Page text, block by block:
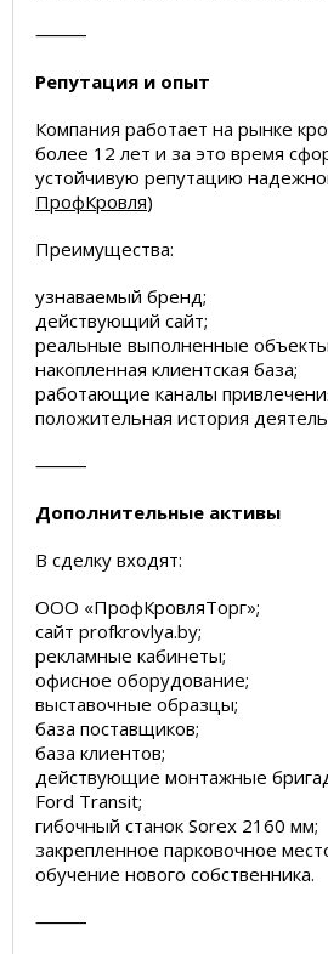
⸻
Репутация и опыт
Компания работает на рынке
более 12 лет и за это время
устойчивую репутацию
ПрофКровля)
Преимущества:
узнаваемый бренд;
действующий сайт;
реальные выполненные
накопленная клиентская база;
работающие каналы
положительная история
⸻
Дополнительные активы
В сделку входят:
ООО «ПрофКровляТорг»;
сайт profkrovlya.by;
рекламные кабинеты;
офисное оборудование;
выставочные образцы;
база поставщиков;
база клиентов;
действующие монтажные
Ford Transit;
гибочный станок Sorex 2160 мм;
закрепленное парковочное
обучение нового собственника.
⸻